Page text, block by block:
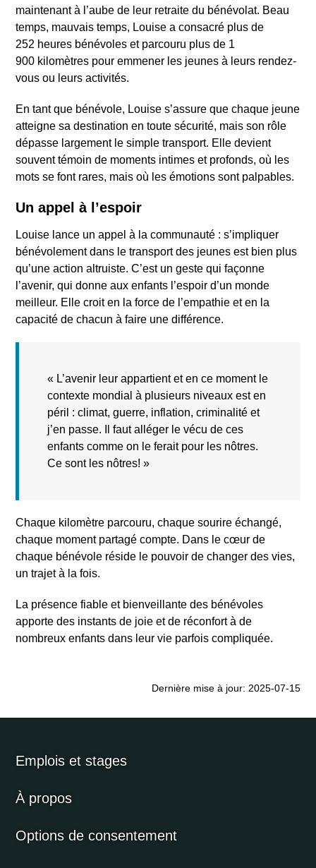
maintenant à l’aube de leur retraite du bénévolat. Beau
temps, mauvais temps, Louise a consacré plus de
252 heures bénévoles et parcouru plus de 1
900 kilomètres pour emmener les jeunes à leurs rendez-
vous ou leurs activités.
En tant que bénévole, Louise s’assure que chaque jeune
atteigne sa destination en toute sécurité, mais son rôle
dépasse largement le simple transport. Elle devient
souvent témoin de moments intimes et profonds, où les
mots se font rares, mais où les émotions sont palpables.
Un appel à l’espoir
Louise lance un appel à la communauté : s’impliquer
bénévolement dans le transport des jeunes est bien plus
qu’une action altruiste. C’est un geste qui façonne
l’avenir, qui donne aux enfants l’espoir d’un monde
meilleur. Elle croit en la force de l’empathie et en la
capacité de chacun à faire une différence.
« L’avenir leur appartient et en ce moment le
contexte mondial à plusieurs niveaux est en
péril : climat, guerre, inflation, criminalité et
j’en passe. Il faut alléger le vécu de ces
enfants comme on le ferait pour les nôtres.
Ce sont les nôtres! »
Chaque kilomètre parcouru, chaque sourire échangé,
chaque moment partagé compte. Dans le cœur de
chaque bénévole réside le pouvoir de changer des vies,
un trajet à la fois.
La présence fiable et bienveillante des bénévoles
apporte des instants de joie et de réconfort à de
nombreux enfants dans leur vie parfois compliquée.
Dernière mise à jour: 2025-07-15
Emplois et stages
À propos
Options de consentement